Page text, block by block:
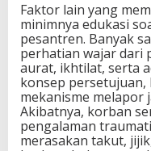
Faktor lain yang
minimnya edukasi
pesantren. Banyak
perhatian wajar dari
aurat, ikhtilat, serta
konsep persetujuan,
mekanisme melapor
Akibatnya, korban
pengalaman
merasakan takut,